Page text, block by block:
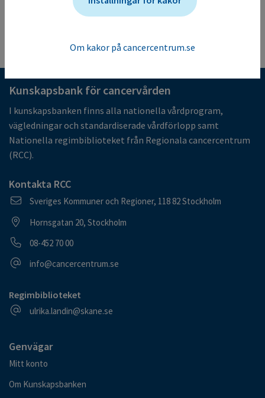
Om kakor på cancercentrum.se
Kunskapsbank för cancervården
I kunskapsbanken finns alla nationella vårdprogram,
vägledningar och standardiserade vårdförlopp samt
Nationella regimbiblioteket från Regionala cancercentrum
(RCC).
Kontakta RCC
Postadress
Sveriges Kommuner och Regioner, 118 82 Stockholm
Besöksadress
Hornsgatan 20, Stockholm
Telefonnummer
08-452 70 00
E-postadress
info@cancercentrum.se
Regimbiblioteket
E-postadress
ulrika.landin@skane.se
Genvägar
Mitt konto
Om Kunskapsbanken